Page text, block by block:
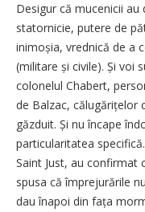
Desigur că mucenicii
statornicie, putere de
inimoșia, vrednică de a
(militare și civile). Și voi
colonelul Chabert,
de Balzac, călugărițelor
găzduit. Și nu încape
particularitatea
Saint Just, au confirmat
spusa că împrejurările
dau înapoi din fața